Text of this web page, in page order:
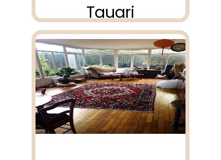
Tauari